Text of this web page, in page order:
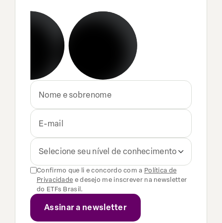
Selecione seu nível de conhecimento
Confirmo que li e concordo com a Política de
Privacidade e desejo me inscrever na newsletter
do ETFs Brasil.